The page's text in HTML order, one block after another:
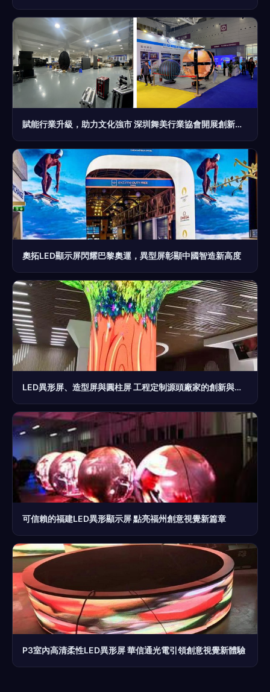
賦能行業升級，助力文化強市 深圳舞美行業協會開展創新服務調研，聚焦LED異型屏發展新路徑
奧拓LED顯示屏閃耀巴黎奧運，異型屏彰顯中國智造新高度
LED異形屏、造型屏與圓柱屏 工程定制源頭廠家的創新與優勢
可信賴的福建LED異形顯示屏 點亮福州創意視覺新篇章
P3室內高清柔性LED異形屏 華信通光電引領創意視覺新體驗